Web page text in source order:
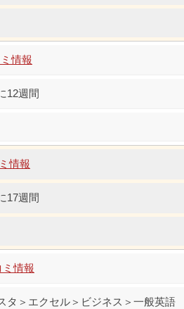
情報
12週間
情報
17週間
ミ情報
タ＞エクセル＞ビジネス＞一般英語